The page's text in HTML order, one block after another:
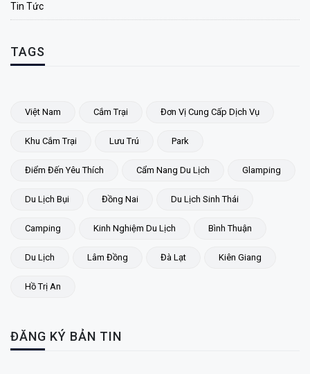
Tin Tức
TAGS
Việt Nam Cắm Trại Đơn Vị Cung Cấp Dịch Vụ
Khu Cắm Trại Lưu Trú Park
Điểm Đến Yêu Thích Cẩm Nang Du Lịch Glamping
Du Lịch Bụi Đồng Nai Du Lịch Sinh Thái
Camping Kinh Nghiệm Du Lịch Bình Thuận
Du Lịch Lâm Đồng Đà Lạt Kiên Giang
Hồ Trị An
ĐĂNG KÝ BẢN TIN